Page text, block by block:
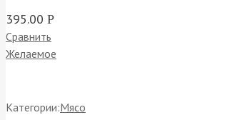
395.00 Р
Сравнить
Желаемое
Категории:Мясо